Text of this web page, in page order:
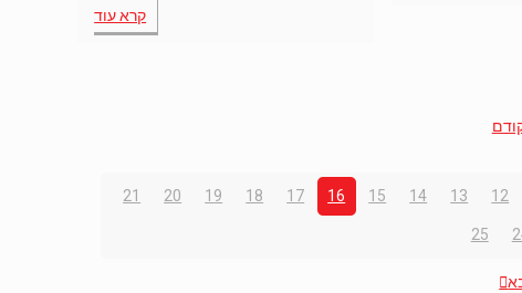
קרא עוד
12
13
14
15
16
17
18
19
20
21
25